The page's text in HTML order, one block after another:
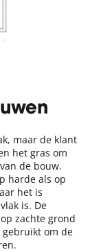
maar de klant
het gras om
de bouw.
harde als op
het is
is. De
zachte grond
om de